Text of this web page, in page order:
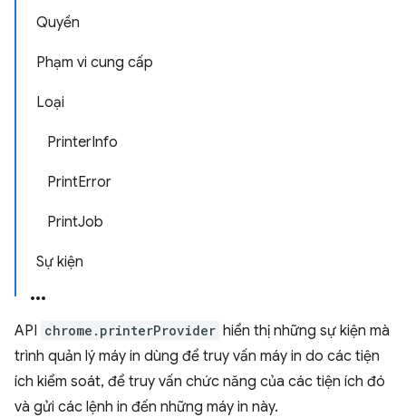
Quyền
Phạm vi cung cấp
Loại
PrinterInfo
PrintError
PrintJob
Sự kiện
API chrome.printerProvider hiển thị những sự kiện mà
trình quản lý máy in dùng để truy vấn máy in do các tiện
ích kiểm soát, để truy vấn chức năng của các tiện ích đó
và gửi các lệnh in đến những máy in này.